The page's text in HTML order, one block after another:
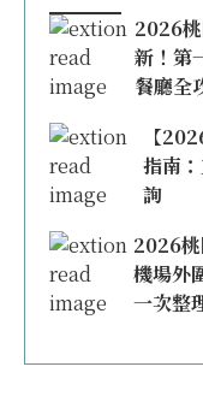
2026
新！第
餐廳全
【
指南
詢
2026
機場外
一次整